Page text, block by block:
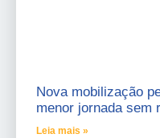
Nova mobilização
menor jornada sem
Leia mais »